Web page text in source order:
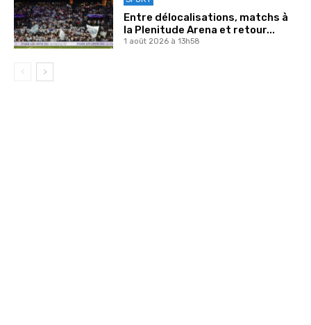
Entre délocalisations, matchs à
la Plenitude Arena et retour...
1 août 2026 à 13h58